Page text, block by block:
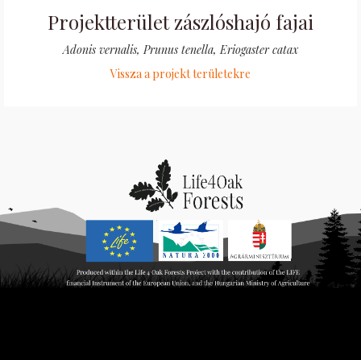
Projektterület zászlóshajó fajai
Adonis vernalis, Prunus tenella, Eriogaster catax
Vissza a projekt területekre